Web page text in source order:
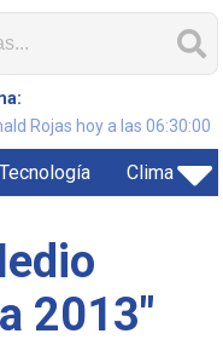
Rojas hoy a las 06:30:00
Clima
2013"